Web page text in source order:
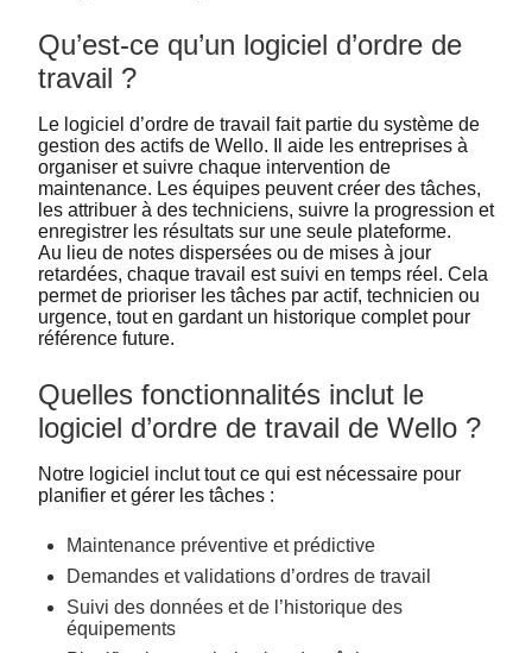
Qu’est-ce qu’un logiciel d’ordre de
travail ?
Le logiciel d’ordre de travail fait partie du système de
gestion des actifs de Wello. Il aide les entreprises à
organiser et suivre chaque intervention de
maintenance. Les équipes peuvent créer des tâches,
les attribuer à des techniciens, suivre la progression et
enregistrer les résultats sur une seule plateforme.
Au lieu de notes dispersées ou de mises à jour
retardées, chaque travail est suivi en temps réel. Cela
permet de prioriser les tâches par actif, technicien ou
urgence, tout en gardant un historique complet pour
référence future.
Quelles fonctionnalités inclut le
logiciel d’ordre de travail de Wello ?
Notre logiciel inclut tout ce qui est nécessaire pour
planifier et gérer les tâches :
Maintenance préventive et prédictive
Demandes et validations d’ordres de travail
Suivi des données et de l’historique des
équipements